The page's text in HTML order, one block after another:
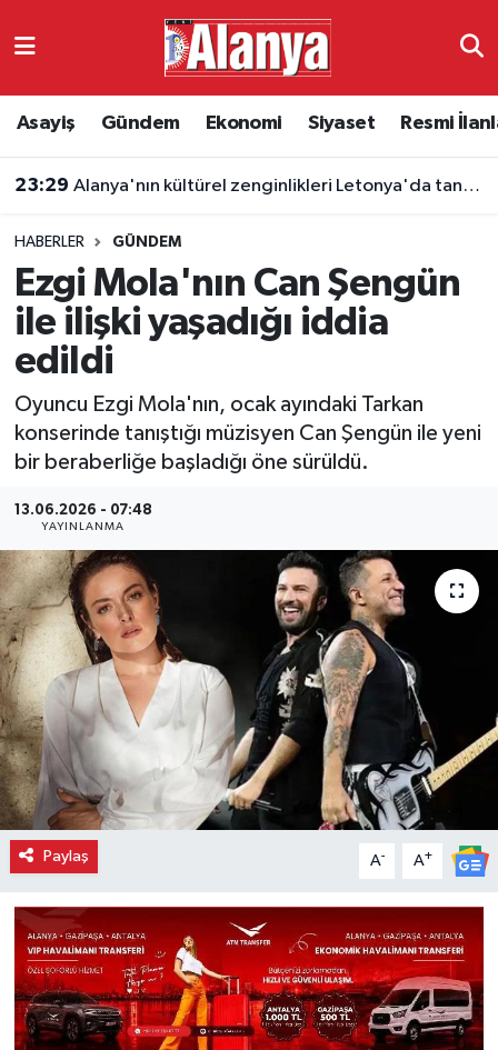
Asayiş Gündem Ekonomi Siyaset Resmi
23:29 Alanya'nın kültürel zenginlikleri Letonya'da tanıtıldı
HABERLER GÜNDEM
Ezgi Mola'nın Can Şengün
ile ilişki yaşadığı iddia
edildi
Oyuncu Ezgi Mola'nın, ocak ayındaki Tarkan
konserinde tanıştığı müzisyen Can Şengün ile yeni
bir beraberliğe başladığı öne sürüldü.
13.06.2026 - 07:48
YAYINLANMA
Paylaş A- A+
Ekonomi
Resmi İlanlar
Alanyaspor
Turizm
Antalya Namaz Vakitleri
Süper Lig Puan Durumu ve Fikstür
Tüm Manşetler
Son Dakika Haberleri